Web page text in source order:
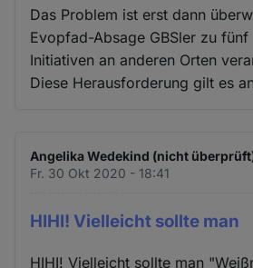
Das Problem ist erst dann
Evopfad-Absage GBSler zu
Initiativen an anderen Orten
Diese Herausforderung gilt es
Angelika Wedekind (nicht
Fr. 30 Okt 2020 - 18:41
HIHI! Vielleicht sollte man
HIHI! Vielleicht sollte man